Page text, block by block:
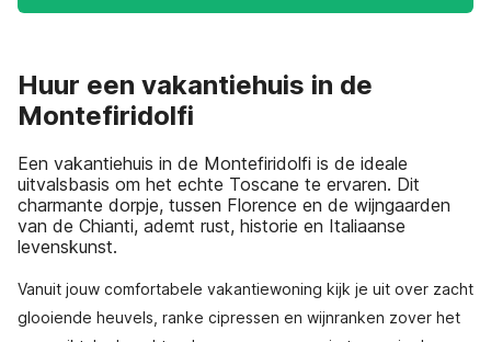
Huur een vakantiehuis in de
Montefiridolfi
Een vakantiehuis in de Montefiridolfi is de ideale
uitvalsbasis om het echte Toscane te ervaren. Dit
charmante dorpje, tussen Florence en de wijngaarden
van de Chianti, ademt rust, historie en Italiaanse
levenskunst.
Vanuit jouw comfortabele vakantiewoning kijk je uit over zacht
glooiende heuvels, ranke cipressen en wijnranken zover het